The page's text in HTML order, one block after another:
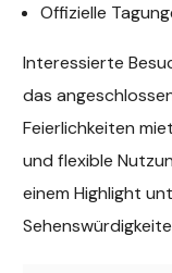
Offizielle
Interessierte
das
Feierlichkeiten
und flexible
einem Highlight